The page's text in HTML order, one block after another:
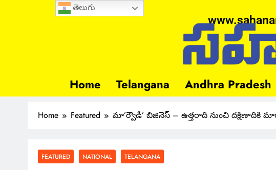
Home Telangana Andhra Pradesh
Home Featured మా’ర్వౌడీ’ బిజినెస్ – ఉత్తరాది నుంచి దక్షిణాదికి
FEATURED NATIONAL TELANGANA
తెలుగు